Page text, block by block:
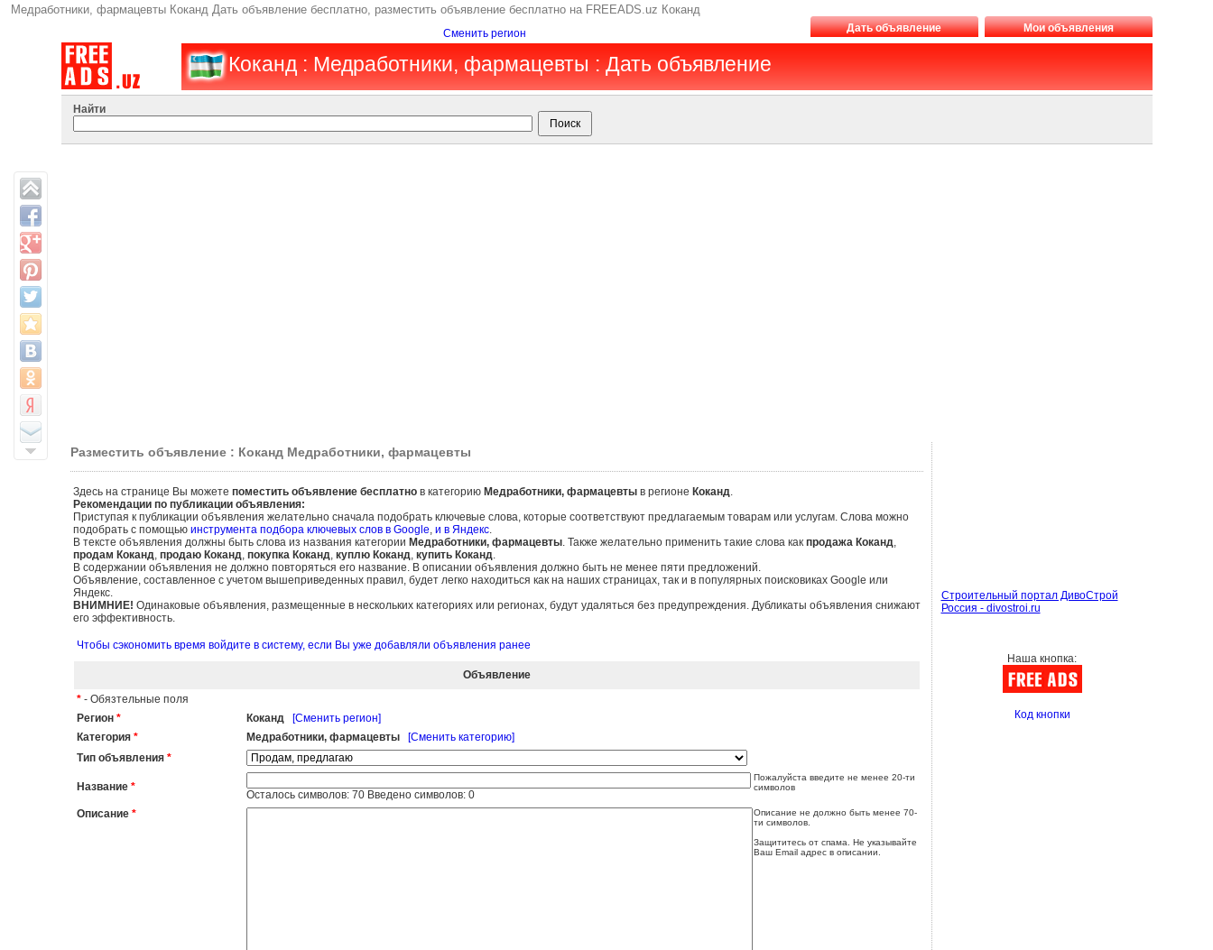
Медработники, фармацевты Коканд Дать объявление бесплатно, разместить объявление бесплатно на FREEADS.uz Коканд
Сменить регион Дать объявление Мои объявления
Коканд : Медработники, фармацевты : Дать объявление
Найти
Разместить объявление : Коканд Медработники, фармацевты
Здесь на странице Вы можете поместить объявление бесплатнов категорию Медработники, фармацевтыв регионе Коканд.
Рекомендации по публикации объявления:
Приступая к публикации объявления желательно сначала подобрать ключевые слова, которые соответствуют предлагаемым товарам или услугам. Слова можно
подобрать с помощью инструмента подбора ключевых слов в Google, и в Яндекс.
В тексте объявления должны быть слова из названия категории Медработники, фармацевты. Также желательно применить такие слова как продажа Коканд,
продам Коканд, продаю Коканд, покупка Коканд, куплю Коканд, купить Коканд.
В содержании объявления не должно повторяться его название. В описании объявления должно быть не менее пяти предложений.
Объявление, составленное с учетом вышеприведенных правил, будет легко находиться как на наших страницах, так и в популярных поисковиках Google или
Яндекс.
ВНИМНИЕ! Одинаковые объявления, размещенные в нескольких категориях или регионах, будут удаляться без предупреждения. Дубликаты объявления снижают
его эффективность.
Чтобы сэкономить время войдите в систему, если Вы уже добавляли объявления ранее
Объявление
*- Обязтельные поля
Регион * Коканд
[Сменить регион]
Категория * Медработники, фармацевты
[Сменить категорию]
Тип объявления *
Название *
Осталось символов: 70Введено символов: 0
Пожалуйста введите не менее 20-ти
символов
Описание *
Описание не должно быть менее 70-
ти символов.
Защититесь от спама. Не указывайте
Ваш Email адрес в описании.
Строительный портал ДивоСтрой
Россия - divostroi.ru
Наша кнопка:
Код кнопки